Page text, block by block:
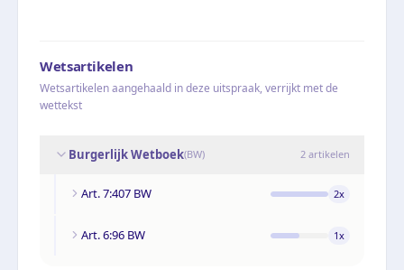
Wetsartikelen
Wetsartikelen aangehaald in deze uitspraak, verrijkt met de
wettekst
Burgerlijk Wetboek(BW) 2 artikelen
Art. 7:407 BW 2x
Art. 6:96 BW 1x